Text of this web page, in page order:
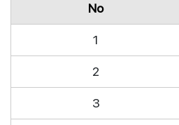
No
1
2
3